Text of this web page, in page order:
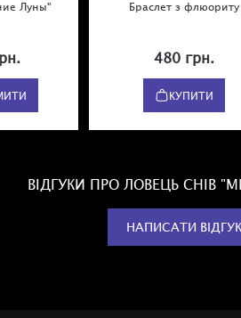
Луны" Браслет з флюориту
480 грн.
КУПИТИ
ВІДГУКИ ПРО ЛОВЕЦЬ СНІВ
НАПИСАТИ ВІДГУК